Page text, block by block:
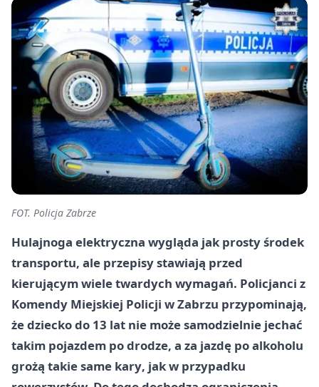
FOT. Policja Zabrze
Hulajnoga elektryczna wygląda jak prosty środek
transportu, ale przepisy stawiają przed
kierującym wiele twardych wymagań. Policjanci z
Komendy Miejskiej Policji w Zabrzu przypominają,
żedziecko do 13 lat nie może samodzielnie jechać
takim pojazdem po drodze, a za jazdę po alkoholu
grożą takie same kary, jak w przypadku